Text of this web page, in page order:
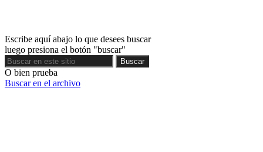
Escribe aquí abajo lo que desees buscar
luego presiona el botón "buscar"
Buscar
Buscar
O bien prueba
Buscar en el archivo